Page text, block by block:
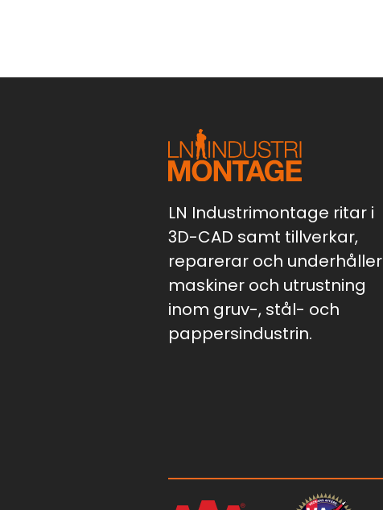
LN Industrimontage ritar i
3D-CAD samt tillverkar,
reparerar och underhåller
maskiner och utrustning
inom gruv-, stål- och
pappersindustrin.